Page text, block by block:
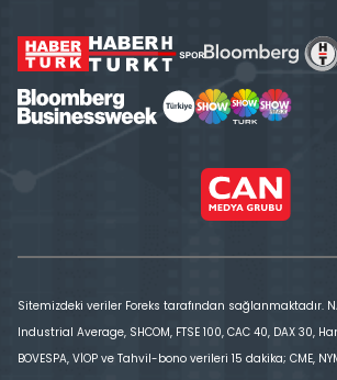
Sitemizdeki veriler Foreks tarafından sağlanmaktadır.
Industrial Average, SHCOM, FTSE 100, CAC 40, DAX 30,
BOVESPA, VİOP ve Tahvil-bono verileri 15 dakika; CME,